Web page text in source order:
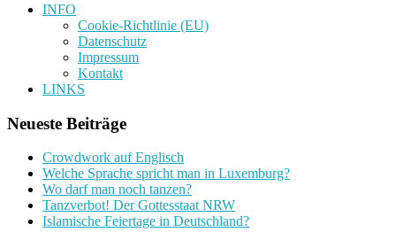
INFO
Cookie-Richtlinie (EU)
Datenschutz
Impressum
Kontakt
LINKS
Neueste Beiträge
Crowdwork auf Englisch
Welche Sprache spricht man in Luxemburg?
Wo darf man noch tanzen?
Tanzverbot! Der Gottesstaat NRW
Islamische Feiertage in Deutschland?